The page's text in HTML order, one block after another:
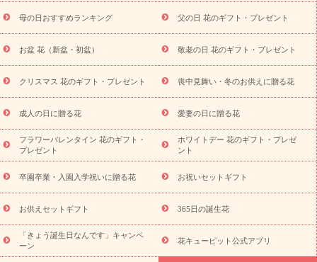
お供え・お悔やみの花
四十九日法要以降に贈る花
通夜・葬儀
ワー
ペットのお供えフラワー お盆（新盆・初盆）
その他
お祝い返し
お見舞い お取り寄せギフト ビジネス用
ご自宅
用
観葉植物 ミディ胡蝶蘭 プリザーブドフラワー
スタイル
から探す
え・お悔やみ
胡蝶蘭・花鉢
ミディ胡蝶蘭・お祝い
ミディ胡蝶蘭・お供え
世界初の青色胡蝶蘭 観葉植物
観葉植
物
産直多肉植物 プリザーブドフラワー お祝い
お供え・お
悔やみ
花とセットギフト セミオーダー
プチギフト
（hanamore -ハナモア-）
花とみどりのeギフト
トのeGfit
カラー ピンク イエローオレンジ レッド
お花の
種類
バラ ユリ トルコキキョウ 予算から探す
お祝い・3000円～ お祝い・4000円～ お祝い・5000円～
お
祝い・7000円～ お祝い・10000円～ お供え・お悔やみ
え・お悔やみ・3000円～ お供え・お悔やみ・5000円～
お供
母の日おすすめランキング 父の日 花のギフト・プレゼント
お盆 花（新盆・初盆） 敬老の日 花のギフト・プレゼント
クリスマス 花のギフト・プレゼント 喪中見舞い・冬のお供えに贈る花
成人の日に贈る花 愛妻の日に贈る花
フラワーバレンタイン 花のギフト・
プレゼント
ホワイトデー 花のギフト・プレゼ
ント
卒園卒業・入園入学祝いに贈る花 お祝いセットギフト
お供えセットギフト 365日の誕生花
「きょう誕生日なんです」キャンペ
ーン
花キューピット公式アプリ